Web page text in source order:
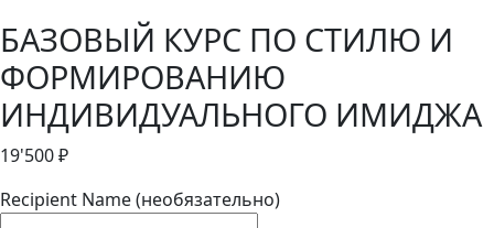
БАЗОВЫЙ КУРС ПО СТИЛЮ И
ФОРМИРОВАНИЮ
ИНДИВИДУАЛЬНОГО ИМИДЖА
19'500₽
Recipient Name(необязательно)